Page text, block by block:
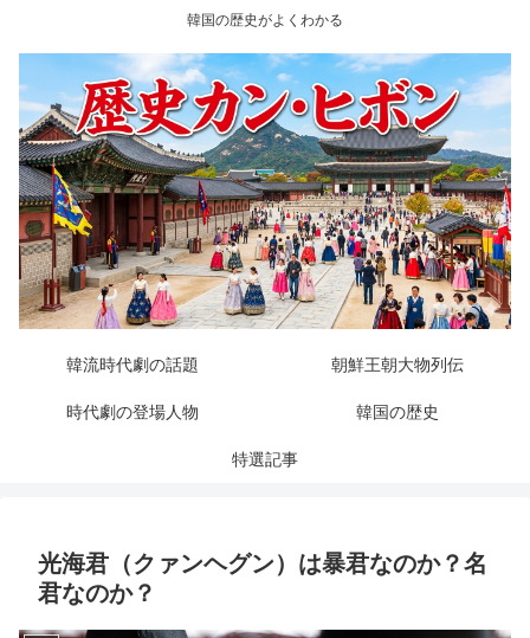
韓国の歴史がよくわかる
韓流時代劇の話題 朝鮮王朝大物列伝
時代劇の登場人物 韓国の歴史
特選記事
光海君（クァンヘグン）は暴君なのか？名
君なのか？